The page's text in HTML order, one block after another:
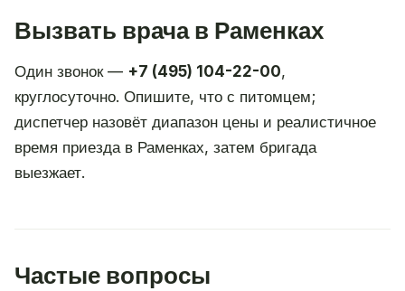
Вызвать врача в Раменках
Один звонок — +7 (495) 104-22-00,
круглосуточно. Опишите, что с питомцем;
диспетчер назовёт диапазон цены и реалистичное
время приезда в Раменках, затем бригада
выезжает.
Частые вопросы